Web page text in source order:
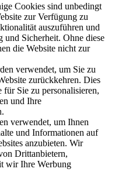
Cookies sind unbedingt
zur Verfügung zu
auszuführen und
Sicherheit. Ohne diese
die Website nicht zur
verwendet, um Sie zu
zurückkehren. Dies
für Sie zu personalisieren,
und Ihre
verwendet, um Ihnen
und Informationen auf
anzubieten. Wir
Drittanbietern,
wir Ihre Werbung